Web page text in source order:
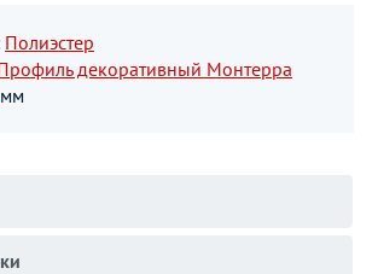
Полиэстер
декоративный Монтерра
мм